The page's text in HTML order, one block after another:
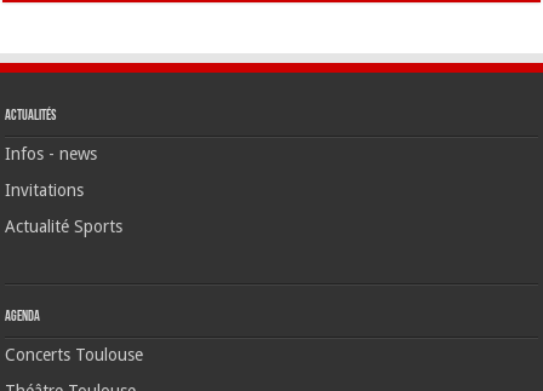
Actualités
Infos - news
Invitations
Actualité Sports
Agenda
Concerts Toulouse